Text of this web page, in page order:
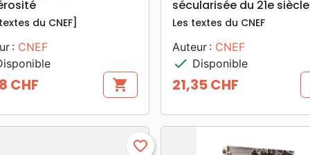
du CNEF]
: CNEF
CHF shopping_cart
sécularisée du 21e siècle
Les textes du CNEF
Auteur : CNEF
check Disponible
Prix
21,35 CHF
favorite_border